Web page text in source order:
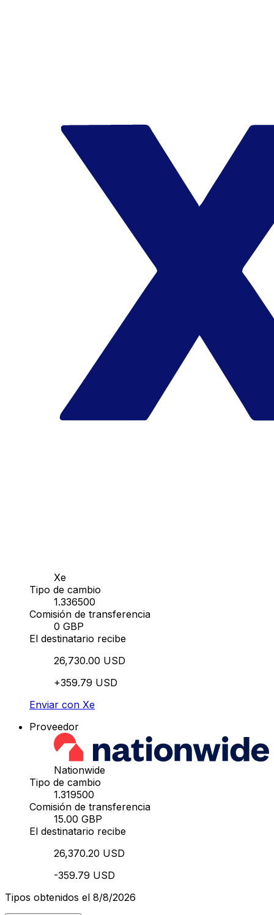
Xe
Tipo de cambio
1.336500
Comisión de transferencia
0 GBP
El destinatario recibe
26,730.00 USD
+359.79 USD
Enviar con Xe
Proveedor
Nationwide
Tipo de cambio
1.319500
Comisión de transferencia
15.00 GBP
El destinatario recibe
26,370.20 USD
-359.79 USD
Tipos obtenidos el 8/8/2026